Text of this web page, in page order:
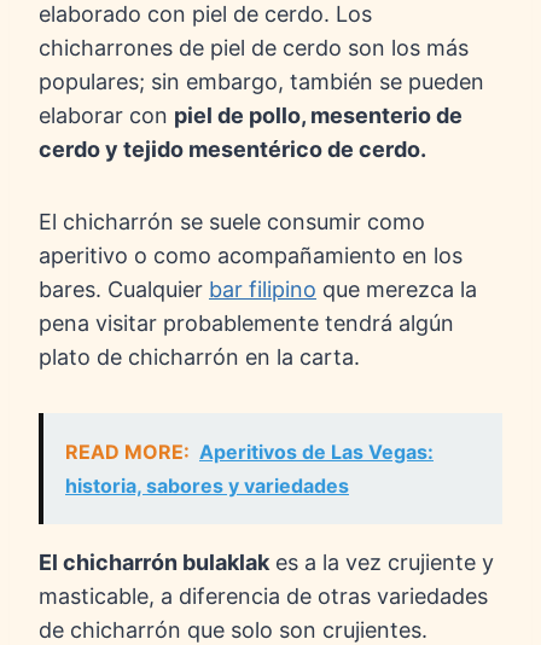
elaborado con piel de cerdo. Los
chicharrones de piel de cerdo son los más
populares; sin embargo, también se pueden
elaborar con piel de pollo, mesenterio de
cerdo y tejido mesentérico de cerdo.
El chicharrón se suele consumir como
aperitivo o como acompañamiento en los
bares. Cualquier bar filipino que merezca la
pena visitar probablemente tendrá algún
plato de chicharrón en la carta.
READ MORE: Aperitivos de Las Vegas:
historia, sabores y variedades
El chicharrón bulaklakes a la vez crujiente y
masticable, a diferencia de otras variedades
de chicharrón que solo son crujientes.